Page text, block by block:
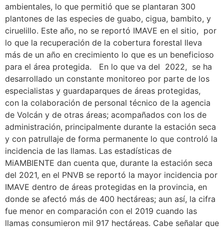
ambientales, lo que permitió que se plantaran 300
plantones de las especies de guabo, cigua, bambito, y
ciruelillo. Este año, no se reportó IMAVE en el sitio, por
lo que la recuperación de la cobertura forestal lleva
más de un año en crecimiento lo que es un beneficioso
para el área protegida. En lo que va del 2022, se ha
desarrollado un constante monitoreo por parte de los
especialistas y guardaparques de áreas protegidas,
con la colaboración de personal técnico de la agencia
de Volcán y de otras áreas; acompañados con los de
administración, principalmente durante la estación seca
y con patrullaje de forma permanente lo que controló la
incidencia de las llamas. Las estadísticas de
MiAMBIENTE dan cuenta que, durante la estación seca
del 2021, en el PNVB se reportó la mayor incidencia por
IMAVE dentro de áreas protegidas en la provincia, en
donde se afectó más de 400 hectáreas; aun así, la cifra
fue menor en comparación con el 2019 cuando las
llamas consumieron mil 917 hectáreas. Cabe señalar que